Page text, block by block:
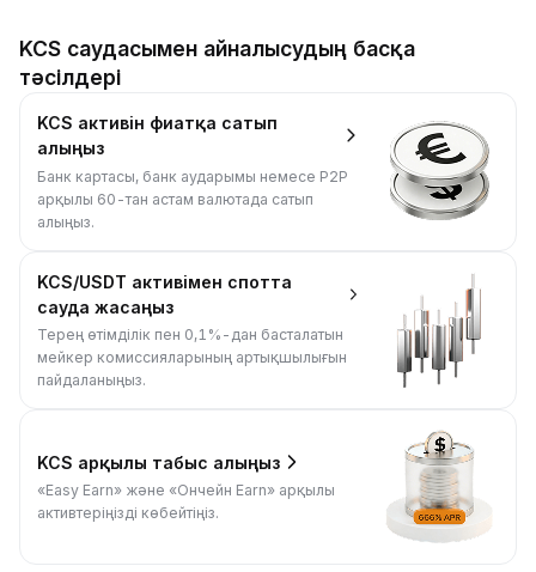
KCS саудасымен айналысудың басқа
тәсілдері
KCS активін фиатқа сатып
алыңыз
Банк картасы, банк аударымы немесе P2P
арқылы 60-тан астам валютада сатып
алыңыз.
KCS/USDT активімен спотта
сауда жасаңыз
Терең өтімділік пен 0,1%-дан басталатын
мейкер комиссияларының артықшылығын
пайдаланыңыз.
KCS арқылы табыс алыңыз
«Easy Earn» және «Ончейн Earn» арқылы
активтеріңізді көбейтіңіз.